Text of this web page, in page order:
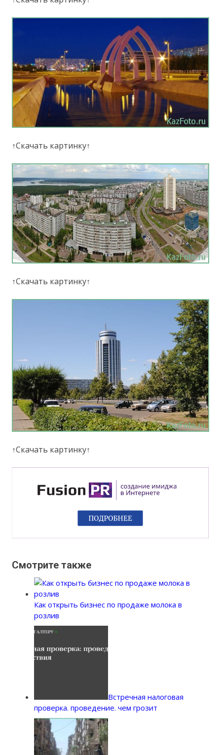
↑Скачать картинку↑
↑Скачать картинку↑
↑Скачать картинку↑
Смотрите также
Как открыть бизнес по продаже молока в
розлив
Встречная налоговая
проверка. проведение. чем грозит